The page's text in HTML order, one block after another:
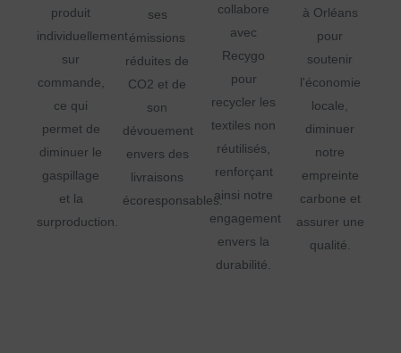
produit
individuellement
sur
commande,
ce qui
permet de
diminuer le
gaspillage
et la
surproduction.
ses
émissions
réduites de
CO2 et de
son
dévouement
envers des
livraisons
écoresponsables.
collabore
avec
Recygo
pour
recycler les
textiles non
réutilisés,
renforçant
ainsi notre
engagement
envers la
durabilité.
à Orléans
pour
soutenir
l'économie
locale,
diminuer
notre
empreinte
carbone et
assurer une
qualité.